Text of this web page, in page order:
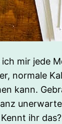
mir jede
normale
kann.
ihr